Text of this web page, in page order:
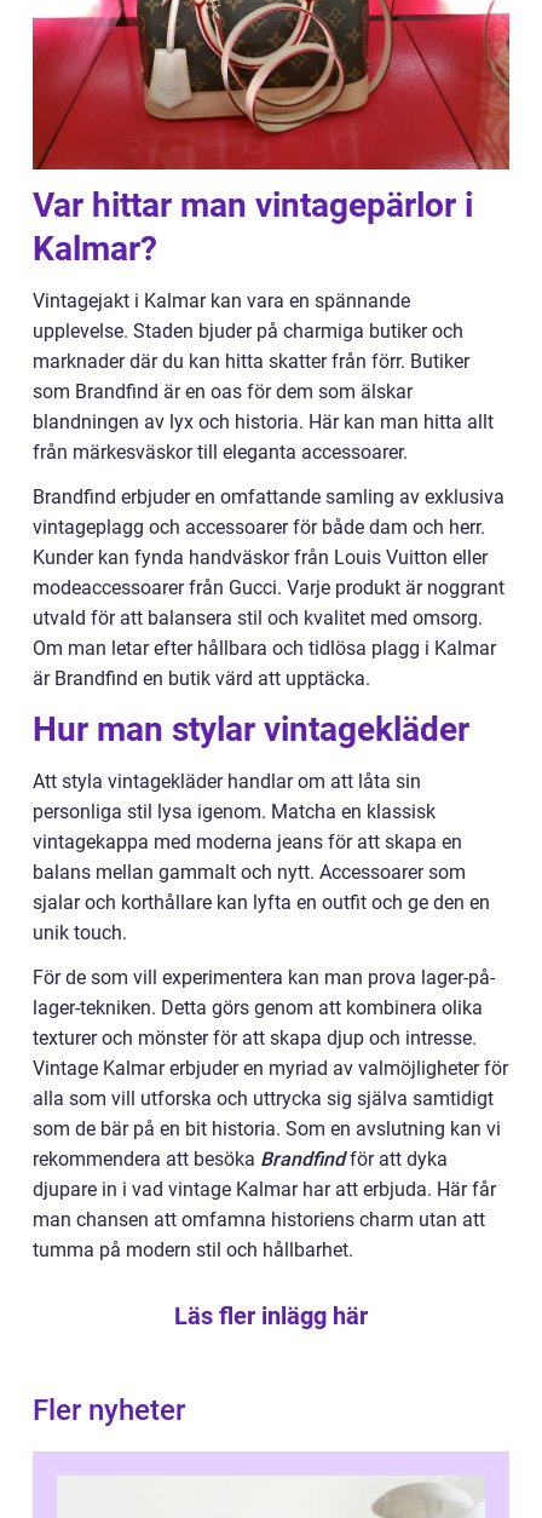
Var hittar man vintagepärlor i
Kalmar?
Vintagejakt i Kalmar kan vara en spännande
upplevelse. Staden bjuder på charmiga butiker och
marknader där du kan hitta skatter från förr. Butiker
som Brandfind är en oas för dem som älskar
blandningen av lyx och historia. Här kan man hitta allt
från märkesväskor till eleganta accessoarer.
Brandfind erbjuder en omfattande samling av exklusiva
vintageplagg och accessoarer för både dam och herr.
Kunder kan fynda handväskor från Louis Vuitton eller
modeaccessoarer från Gucci. Varje produkt är noggrant
utvald för att balansera stil och kvalitet med omsorg.
Om man letar efter hållbara och tidlösa plagg i Kalmar
är Brandfind en butik värd att upptäcka.
Hur man stylar vintagekläder
Att styla vintagekläder handlar om att låta sin
personliga stil lysa igenom. Matcha en klassisk
vintagekappa med moderna jeans för att skapa en
balans mellan gammalt och nytt. Accessoarer som
sjalar och korthållare kan lyfta en outfit och ge den en
unik touch.
För de som vill experimentera kan man prova lager-på-
lager-tekniken. Detta görs genom att kombinera olika
texturer och mönster för att skapa djup och intresse.
Vintage Kalmar erbjuder en myriad av valmöjligheter för
alla som vill utforska och uttrycka sig själva samtidigt
som de bär på en bit historia. Som en avslutning kan vi
rekommendera att besöka Brandfindför att dyka
djupare in i vad vintage Kalmar har att erbjuda. Här får
man chansen att omfamna historiens charm utan att
tumma på modern stil och hållbarhet.
Läs fler inlägg här
Fler nyheter